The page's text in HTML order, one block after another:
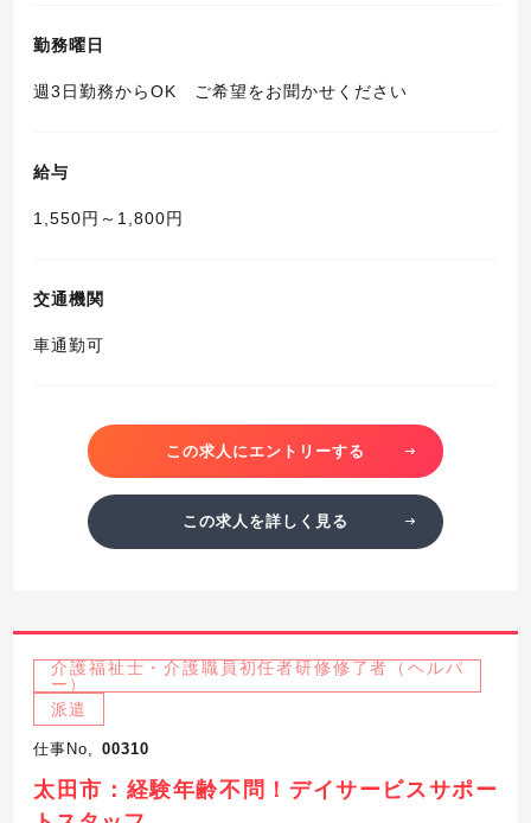
勤務曜日
週3日勤務からOK ご希望をお聞かせください
給与
1,550円～1,800円
交通機関
車通勤可
この求人にエントリーする
この求人を詳しく見る
介護福祉士・介護職員初任者研修修了者（ヘルパ
ー）
派遣
仕事No, 00310
太田市：経験年齢不問！デイサービスサポー